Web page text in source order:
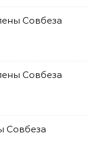
Совбеза
Совбеза
Совбеза